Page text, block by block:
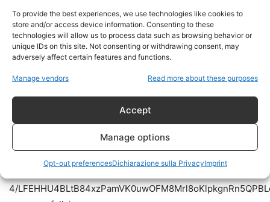
To provide the best experiences, we use technologies like cookies to
store and/or access device information. Consenting to these
technologies will allow us to process data such as browsing behavior or
unique IDs on this site. Not consenting or withdrawing consent, may
adversely affect certain features and functions.
Manage vendors Read more about these purposes
Accept
Manage options
Opt-out preferencesDichiarazione sulla PrivacyImprint
L’Occidente tace perché
dipende economicamente da
Pechino